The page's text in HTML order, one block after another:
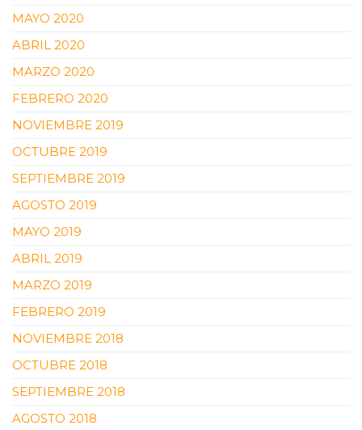
MAYO 2020
ABRIL 2020
MARZO 2020
FEBRERO 2020
NOVIEMBRE 2019
OCTUBRE 2019
SEPTIEMBRE 2019
AGOSTO 2019
MAYO 2019
ABRIL 2019
MARZO 2019
FEBRERO 2019
NOVIEMBRE 2018
OCTUBRE 2018
SEPTIEMBRE 2018
AGOSTO 2018